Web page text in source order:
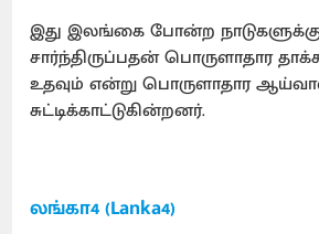
இது இலங்கை போன்ற
சார்ந்திருப்பதன் பொருளாதார
உதவும் என்று பொருளாதார
சுட்டிக்காட்டுகின்றனர்.
லங்கா4 (Lanka4)